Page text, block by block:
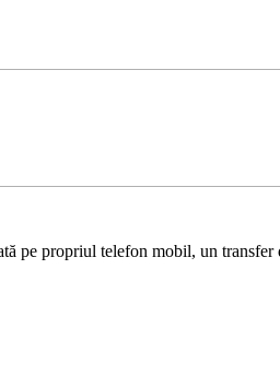
pe propriul telefon mobil, un